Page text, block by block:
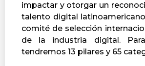
impactar y otorgar un
talento digital
comité de selección
de la industria digital.
tendremos 13 pilares y 65